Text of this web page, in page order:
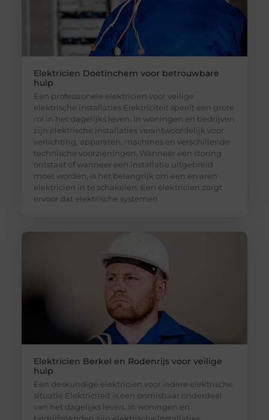
Elektricien Doetinchem voor betrouwbare
hulp
Een professionele elektricien voor veilige
elektrische installaties Elektriciteit speelt een grote
rol in het dagelijks leven. In woningen en bedrijven
zijn elektrische installaties verantwoordelijk voor
verlichting, apparaten, machines en verschillende
technische voorzieningen. Wanneer een storing
ontstaat of wanneer een installatie uitgebreid
moet worden, is het belangrijk om een ervaren
elektricien in te schakelen. Een elektricien zorgt
ervoor dat elektrische systemen
Elektricien Berkel en Rodenrijs voor veilige
hulp
Een deskundige elektricien voor iedere elektrische
situatie Elektriciteit is een onmisbaar onderdeel
van het dagelijks leven. In woningen en